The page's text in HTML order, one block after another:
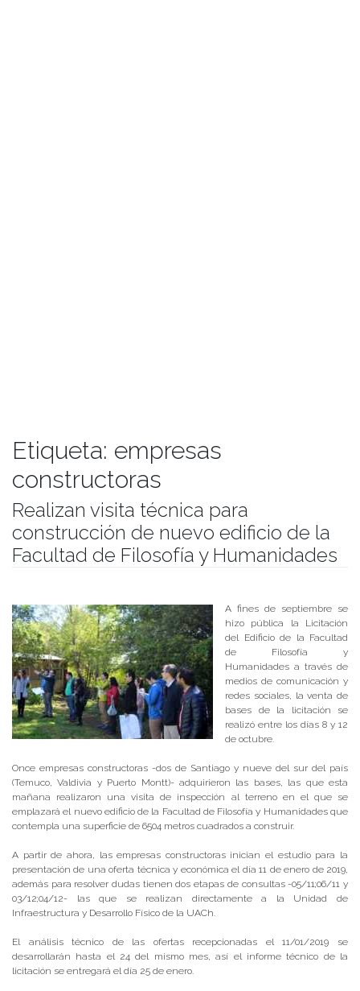
Etiqueta: empresas
constructoras
Realizan visita técnica para
construcción de nuevo edificio de la
Facultad de Filosofía y Humanidades
A fines de septiembre se
hizo pública la Licitación
del Edificio de la Facultad
de Filosofía y
Humanidades a través de
medios de comunicación y
redes sociales, la venta de
bases de la licitación se
realizó entre los días 8 y 12
de octubre.
Once empresas constructoras -dos de Santiago y nueve del sur del país
(Temuco, Valdivia y Puerto Montt)- adquirieron las bases, las que esta
mañana realizaron una visita de inspección al terreno en el que se
emplazará el nuevo edificio de la Facultad de Filosofía y Humanidades que
contempla una superficie de 6504 metros cuadrados a construir.
A partir de ahora, las empresas constructoras inician el estudio para la
presentación de una oferta técnica y económica el día 11 de enero de 2019,
además para resolver dudas tienen dos etapas de consultas -05/11;06/11 y
03/12;04/12- las que se realizan directamente a la Unidad de
Infraestructura y Desarrollo Físico de la UACh.
El análisis técnico de las ofertas recepcionadas el 11/01/2019 se
desarrollarán hasta el 24 del mismo mes, así el informe técnico de la
licitación se entregará el día 25 de enero.